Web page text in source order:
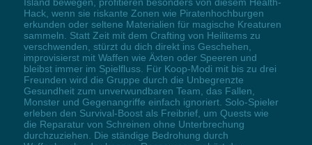
Hack, wenn sie riskante Zonen wie Piratenhochburgen
erkunden oder seltene Materialien für magische Kreaturen
sammeln. Statt Zeit mit dem Crafting von Heilitems zu
verschwenden, stürzt du dich direkt ins Geschehen,
improvisierst mit Waffen wie Äxten oder Speeren und
bleibst immer im Spielfluss. Für Koop-Modi mit bis zu drei
Freunden wird die Gruppe durch die Unbegrenzte
Gesundheit zum unverwundbaren Team, das Fallen,
Monster und Gegenangriffe einfach ignoriert. Solo-Spieler
erleben den Survival-Boost als Freibrief, um Quests wie
die Reparatur von Schreinen ohne Unterbrechung
durchzuziehen. Die ständige Bedrohung durch